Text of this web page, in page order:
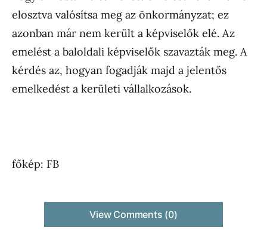
elosztva valósítsa meg az önkormányzat; ez
azonban már nem került a képviselők elé. Az
emelést a baloldali képviselők szavazták meg. A
kérdés az, hogyan fogadják majd a jelentős
emelkedést a kerületi vállalkozások.
főkép: FB
View Comments (0)